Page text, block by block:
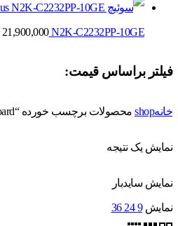
N2K-C2232PP-10GE
21,900,000
فیلتر براساس قیمت:
خانهshop محصولات برچسب خورده “Dell Latitude 500M keyboard”
نمایش یک نتیجه
نمایش سایدبار
نمایش 9
24
36